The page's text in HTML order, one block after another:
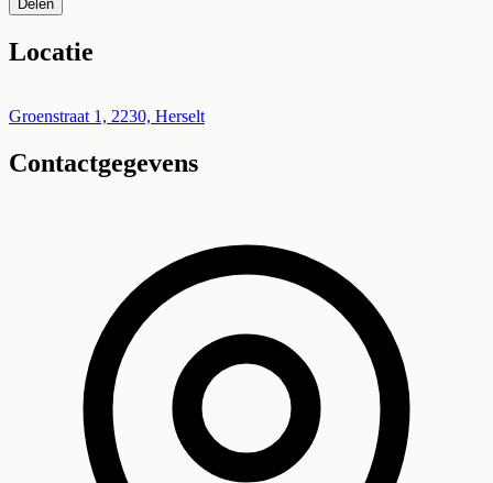
Delen
Locatie
+
−
Groenstraat 1, 2230, Herselt
Contactgegevens